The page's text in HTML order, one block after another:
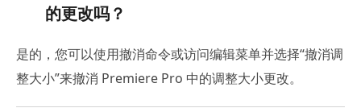
的更改吗？
是的，您可以使用撤消命令或访问编辑菜单并选择“撤消调
整大小”来撤消 Premiere Pro 中的调整大小更改。